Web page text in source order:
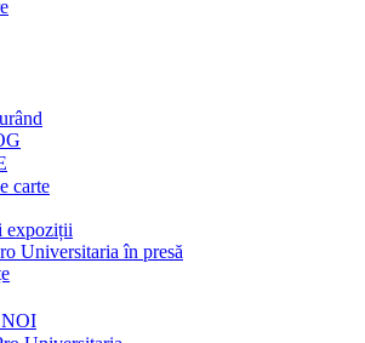
carte
expoziții
Universitaria în presă